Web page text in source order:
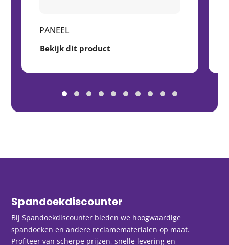
PANEEL
Bekijk dit product
Spandoekdiscounter
Bij Spandoekdiscounter bieden we hoogwaardige
spandoeken en andere reclamematerialen op maat.
Profiteer van scherpe prijzen, snelle levering en